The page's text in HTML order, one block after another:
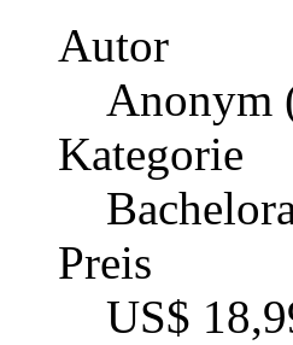
Autor
Anonym
Kategorie
Preis
US$